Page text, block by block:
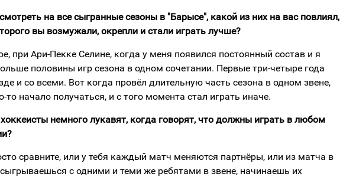
на все сыгранные сезоны в "Барысе", какой из них на вас повлиял,
вы возмужали, окрепли и стали играть лучше?
при Ари-Пекке Селине, когда у меня появился постоянный состав и я
половины игр сезона в одном сочетании. Первые три-четыре года
и со всеми. Вот когда провёл длительную часть сезона в одном звене,
то начало получаться, и с того момента стал играть иначе.
хоккеисты немного лукавят, когда говорят, что должны играть в любом
сравните, или у тебя каждый матч меняются партнёры, или из матча в
с одними и теми же ребятами в звене, начинаешь их